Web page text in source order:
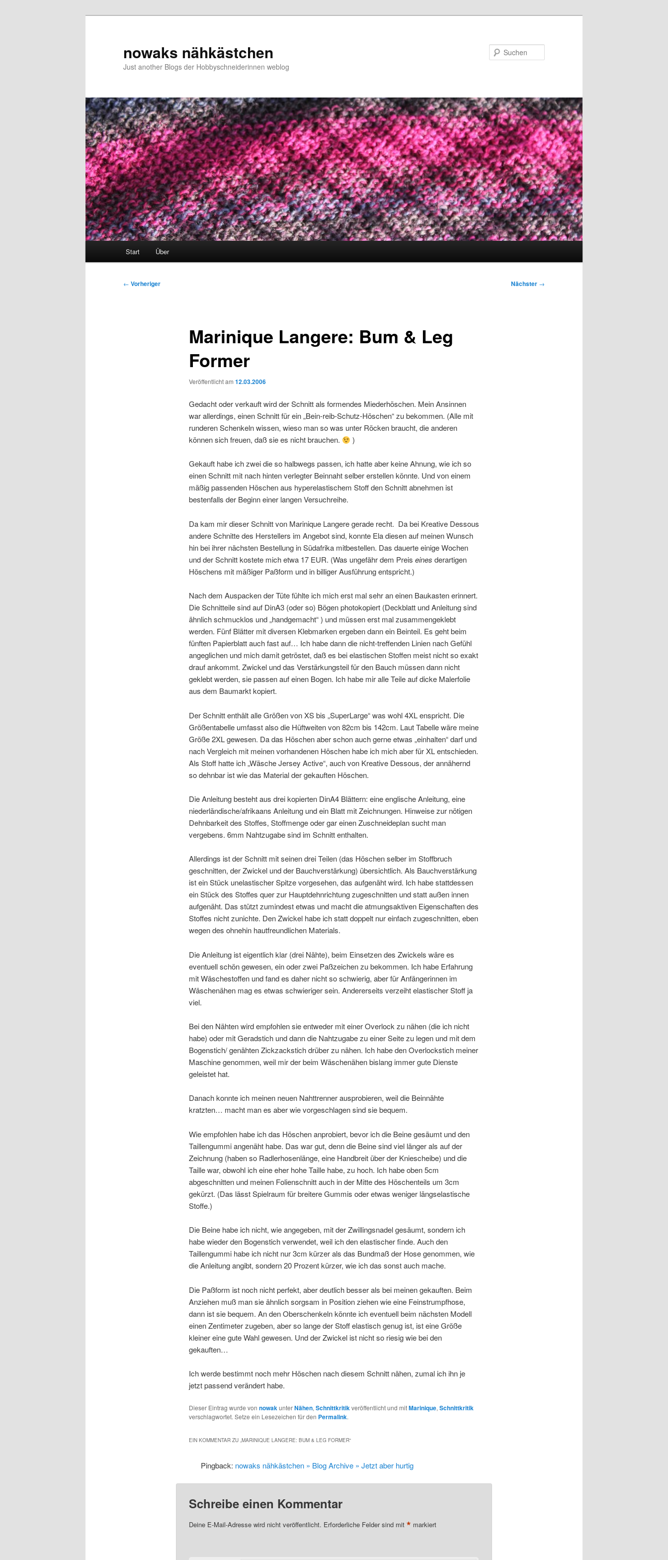
nowaks nähkästchen
Just another Blogs der Hobbyschneiderinnen weblog
Start Über
Beitragsnavigation
← Vorheriger Nächster →
Marinique Langere: Bum & Leg
Former
Veröffentlicht am 12.03.2006
Gedacht oder verkauft wird der Schnitt als formendes Miederhöschen. Mein Ansinnen
war allerdings, einen Schnitt für ein „Bein-reib-Schutz-Höschen“ zu bekommen. (Alle mit
runderen Schenkeln wissen, wieso man so was unter Röcken braucht, die anderen
können sich freuen, daß sie es nicht brauchen.
)
Gekauft habe ich zwei die so halbwegs passen, ich hatte aber keine Ahnung, wie ich so
einen Schnitt mit nach hinten verlegter Beinnaht selber erstellen könnte. Und von einem
mäßig passenden Höschen aus hyperelastischem Stoff den Schnitt abnehmen ist
bestenfalls der Beginn einer langen Versuchreihe.
Da kam mir dieser Schnitt von Marinique Langere gerade recht. Da bei Kreative Dessous
andere Schnitte des Herstellers im Angebot sind, konnte Ela diesen auf meinen Wunsch
hin bei ihrer nächsten Bestellung in Südafrika mitbestellen. Das dauerte einige Wochen
und der Schnitt kostete mich etwa 17 EUR. (Was ungefähr dem Preis eines derartigen
Höschens mit mäßiger Paßform und in billiger Ausführung entspricht.)
Nach dem Auspacken der Tüte fühlte ich mich erst mal sehr an einen Baukasten erinnert.
Die Schnitteile sind auf DinA3 (oder so) Bögen photokopiert (Deckblatt und Anleitung sind
ähnlich schmucklos und „handgemacht“ ) und müssen erst mal zusammengeklebt
werden. Fünf Blätter mit diversen Klebmarken ergeben dann ein Beinteil. Es geht beim
fünften Papierblatt auch fast auf… Ich habe dann die nicht-treffenden Linien nach Gefühl
angeglichen und mich damit getröstet, daß es bei elastischen Stoffen meist nicht so exakt
drauf ankommt. Zwickel und das Verstärkungsteil für den Bauch müssen dann nicht
geklebt werden, sie passen auf einen Bogen. Ich habe mir alle Teile auf dicke Malerfolie
aus dem Baumarkt kopiert.
Der Schnitt enthält alle Größen von XS bis „SuperLarge“ was wohl 4XL enspricht. Die
Größentabelle umfasst also die Hüftweiten von 82cm bis 142cm. Laut Tabelle wäre meine
Größe 2XL gewesen. Da das Höschen aber schon auch gerne etwas „einhalten“ darf und
nach Vergleich mit meinen vorhandenen Höschen habe ich mich aber für XL entschieden.
Als Stoff hatte ich „Wäsche Jersey Active“, auch von Kreative Dessous, der annähernd
so dehnbar ist wie das Material der gekauften Höschen.
Die Anleitung besteht aus drei kopierten DinA4 Blättern: eine englische Anleitung, eine
niederländische/afrikaans Anleitung und ein Blatt mit Zeichnungen. Hinweise zur nötigen
Dehnbarkeit des Stoffes, Stoffmenge oder gar einen Zuschneideplan sucht man
vergebens. 6mm Nahtzugabe sind im Schnitt enthalten.
Allerdings ist der Schnitt mit seinen drei Teilen (das Höschen selber im Stoffbruch
geschnitten, der Zwickel und der Bauchverstärkung) übersichtlich. Als Bauchverstärkung
ist ein Stück unelastischer Spitze vorgesehen, das aufgenäht wird. Ich habe stattdessen
ein Stück des Stoffes quer zur Hauptdehnrichtung zugeschnitten und statt außen innen
aufgenäht. Das stützt zumindest etwas und macht die atmungsaktiven Eigenschaften des
Stoffes nicht zunichte. Den Zwickel habe ich statt doppelt nur einfach zugeschnitten, eben
wegen des ohnehin hautfreundlichen Materials.
Die Anleitung ist eigentlich klar (drei Nähte), beim Einsetzen des Zwickels wäre es
eventuell schön gewesen, ein oder zwei Paßzeichen zu bekommen. Ich habe Erfahrung
mit Wäschestoffen und fand es daher nicht so schwierig, aber für Anfängerinnen im
Wäschenähen mag es etwas schwieriger sein. Andererseits verzeiht elastischer Stoff ja
viel.
Bei den Nähten wird empfohlen sie entweder mit einer Overlock zu nähen (die ich nicht
habe) oder mit Geradstich und dann die Nahtzugabe zu einer Seite zu legen und mit dem
Bogenstich/ genähten Zickzackstich drüber zu nähen. Ich habe den Overlockstich meiner
Maschine genommen, weil mir der beim Wäschenähen bislang immer gute Dienste
geleistet hat.
Danach konnte ich meinen neuen Nahttrenner ausprobieren, weil die Beinnähte
kratzten… macht man es aber wie vorgeschlagen sind sie bequem.
Wie empfohlen habe ich das Höschen anprobiert, bevor ich die Beine gesäumt und den
Taillengummi angenäht habe. Das war gut, denn die Beine sind viel länger als auf der
Zeichnung (haben so Radlerhosenlänge, eine Handbreit über der Kniescheibe) und die
Taille war, obwohl ich eine eher hohe Taille habe, zu hoch. Ich habe oben 5cm
abgeschnitten und meinen Folienschnitt auch in der Mitte des Höschenteils um 3cm
gekürzt. (Das lässt Spielraum für breitere Gummis oder etwas weniger längselastische
Stoffe.)
Die Beine habe ich nicht, wie angegeben, mit der Zwillingsnadel gesäumt, sondern ich
habe wieder den Bogenstich verwendet, weil ich den elastischer finde. Auch den
Taillengummi habe ich nicht nur 3cm kürzer als das Bundmaß der Hose genommen, wie
die Anleitung angibt, sondern 20 Prozent kürzer, wie ich das sonst auch mache.
Die Paßform ist noch nicht perfekt, aber deutlich besser als bei meinen gekauften. Beim
Anziehen muß man sie ähnlich sorgsam in Position ziehen wie eine Feinstrumpfhose,
dann ist sie bequem. An den Oberschenkeln könnte ich eventuell beim nächsten Modell
einen Zentimeter zugeben, aber so lange der Stoff elastisch genug ist, ist eine Größe
kleiner eine gute Wahl gewesen. Und der Zwickel ist nicht so riesig wie bei den
gekauften…
Ich werde bestimmt noch mehr Höschen nach diesem Schnitt nähen, zumal ich ihn je
jetzt passend verändert habe.
Dieser Eintrag wurde von nowakunterNähen, Schnittkritikveröffentlicht und mitMarinique, Schnittkritik
verschlagwortet. Setze ein Lesezeichen für den Permalink.
EIN KOMMENTAR ZU „ MARINIQUE LANGERE: BUM & LEG FORMER“
Pingback: nowaks nähkästchen » Blog Archive » Jetzt aber hurtig
Schreibe einen Kommentar
Deine E-Mail-Adresse wird nicht veröffentlicht. Erforderliche Felder sind mit * markiert